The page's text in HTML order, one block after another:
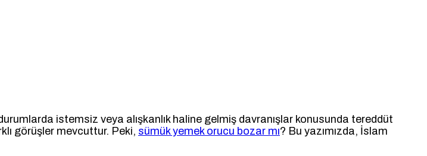
istemsiz veya alışkanlık haline gelmiş davranışlar konusunda tereddüt
görüşler mevcuttur. Peki, sümük yemek orucu bozar mı? Bu yazımızda, İslam